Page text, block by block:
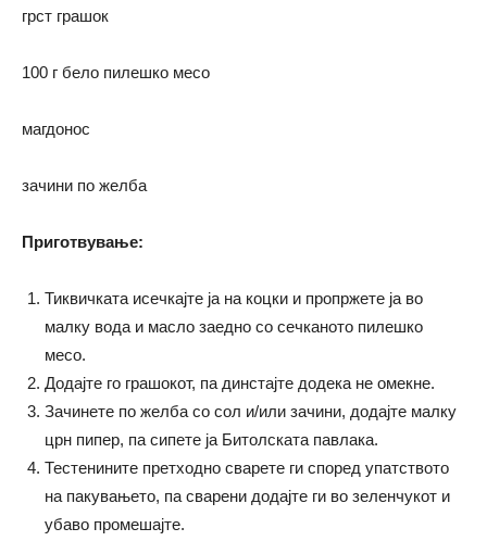
грст грашок
100 г бело пилешко месо
магдонос
зачини по желба
Приготвување:
Тиквичката исечкајте ја на коцки и пропржете ја во
малку вода и масло заедно со сечканото пилешко
месо.
Додајте го грашокот, па динстајте додека не омекне.
Зачинете по желба со сол и/или зачини, додајте малку
црн пипер, па сипете ја Битолската павлака.
Тестенините претходно сварете ги според упатството
на пакувањето, па сварени додајте ги во зеленчукот и
убаво промешајте.